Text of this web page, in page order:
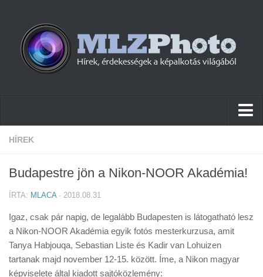
Hírek
Cikkek
Firmware
Tudástár
HÍREK
Budapestre jön a Nikon-NOOR Akadémia!
ÍRTA: MLACA· 2018.08.31
Igaz, csak pár napig, de legalább Budapesten is látogatható lesz
a Nikon-NOOR Akadémia egyik fotós mesterkurzusa, amit
Tanya Habjouqa, Sebastian Liste és Kadir van Lohuizen
tartanak majd november 12-15. között. Íme, a Nikon magyar
képviselete által kiadott sajtóközlemény: